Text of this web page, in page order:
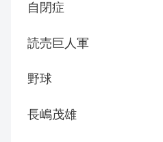
自閉症
読売巨人軍
野球
長嶋茂雄